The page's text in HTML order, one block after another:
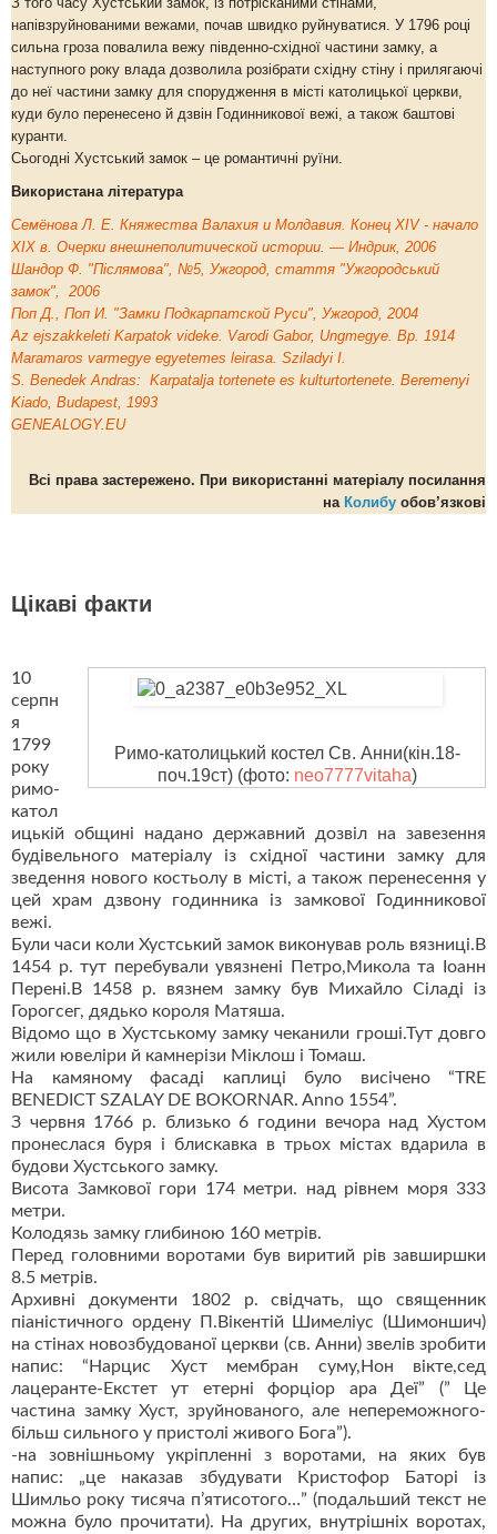
напівзруйнованими вежами, почав швидко руйнуватися. У 1796 році
сильна гроза повалила вежу південно-східної частини замку, а
наступного року влада дозволила розібрати східну стіну і прилягаючі
до неї частини замку для спорудження в місті католицької церкви,
куди було перенесено й дзвін Годинникової вежі, а також баштові
куранти.
Сьогодні Хустський замок – це романтичні руїни.
Використана література
Семёнова Л. Е. Княжества Валахия и Молдавия. Конец XIV - начало
XIX в. Очерки внешнеполитической истории. — Индрик, 2006
Шандор Ф. "Післямова", №5, Ужгород, стаття "Ужгородський
замок", 2006
Поп Д., Поп И. "Замки Подкарпатской Руси", Ужгород, 2004
Az ejszakkeleti Karpatok videke. Varodi Gabor, Ungmegye. Bp. 1914
Maramaros varmegye egyetemes leirasa. Sziladyi I.
S. Benedek Andras: Karpatalja tortenete es kulturtortenete. Beremenyi
Kiado, Budapest, 1993
GENEALOGY.EU
Всі права застережено. При використанні матеріалу посилання
на Колибу обов’язкові
Цікаві факти
Римо-католицький костел Св. Анни(кін.18-
поч.19ст)(фото: neo7777vitaha)
10
серпн
я
1799
року
римо-
катол
ицькій общині надано державний дозвіл на завезення
будівельного матеріалу із східної частини замку для
зведення нового костьолу в місті, а також перенесення у
цей храм дзвону годинника із замкової Годинникової
вежі.
Були часи коли Хустський замок виконував роль вязниці.В
1454 р. тут перебували увязнені Петро,Микола та Іоанн
Перені.В 1458 р. вязнем замку був Михайло Сіладі із
Горогсег, дядько короля Матяша.
Відомо що в Хустському замку чеканили гроші.Тут довго
жили ювеліри й камнерізи Міклош і Томаш.
На камяному фасаді каплиці було висічено “TRE
BENEDICT SZALAY DE BOKORNAR. Anno 1554”.
З червня 1766 р. близько 6 години вечора над Хустом
пронеслася буря і блискавка в трьох містах вдарила в
будови Хустського замку.
Висота Замкової гори 174 метри. над рівнем моря 333
метри.
Колодязь замку глибиною 160 метрів.
Перед головними воротами був виритий рів завширшки
8.5 метрів.
Архивні документи 1802 р. свідчать, що священник
піаністичного ордену П.Вікентій Шимеліус (Шимоншич)
на стінах новозбудованої церкви (св. Анни) звелів зробити
напис: “Нарцис Хуст мембран суму,Нон вікте,сед
лацеранте-Екстет ут етерні форціор ара Деї” (” Це
частина замку Хуст, зруйнованого, але непереможного-
більш сильного у пристолі живого Бога”).
-на зовнішньому укріпленні з воротами, на яких був
напис: „це наказав збудувати Кристофор Баторі із
Шимльо року тисяча п’ятисотого…” (подальший текст не
можна було прочитати). На других, внутрішніх воротах,